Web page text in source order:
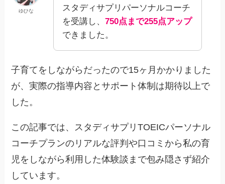
ゆひな
スタディサプリパーソナルコーチ
を受講し、750点まで255点アップ
できました。
子育てをしながらだったので15ヶ月かかりました
が、実際の指導内容とサポート体制は期待以上で
した。
この記事では、スタディサプリTOEICパーソナル
コーチプランのリアルな評判や口コミから私の育
児をしながら利用した体験談まで包み隠さず紹介
しています。